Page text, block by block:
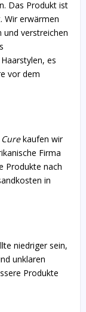
Das Produkt ist
Wir erwärmen
und verstreichen
es
vor dem
kaufen wir
Firma
Produkte nach
in
niedriger sein,
unklaren
Produkte